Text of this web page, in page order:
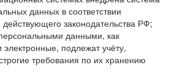
данных в соответствии
законодательства РФ;
данными, как
подлежат учёту,
требования по их хранению